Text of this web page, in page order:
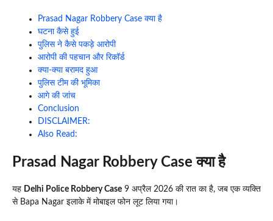
Prasad Nagar Robbery Case क्या है
घटना कैसे हुई
पुलिस ने कैसे पकड़े आरोपी
आरोपी की पहचान और रिकॉर्ड
क्या-क्या बरामद हुआ
पुलिस टीम की भूमिका
आगे की जांच
Conclusion
DISCLAIMER:
Also Read:
Prasad Nagar Robbery Case क्या है
यह Delhi Police Robbery Case 9 अप्रैल 2026 की रात का है, जब एक व्यक्ति
से Bapa Nagar इलाके में मोबाइल फोन लूट लिया गया।